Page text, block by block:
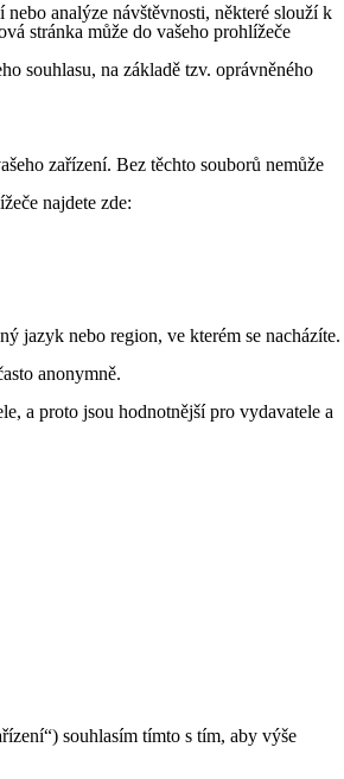
analýze návštěvnosti, některé slouží k
stránka může do vašeho prohlížeče
souhlasu, na základě tzv. oprávněného
zařízení. Bez těchto souborů nemůže
najdete zde:
jazyk nebo region, ve kterém se nacházíte.
anonymně.
a proto jsou hodnotnější pro vydavatele a
souhlasím tímto s tím, aby výše